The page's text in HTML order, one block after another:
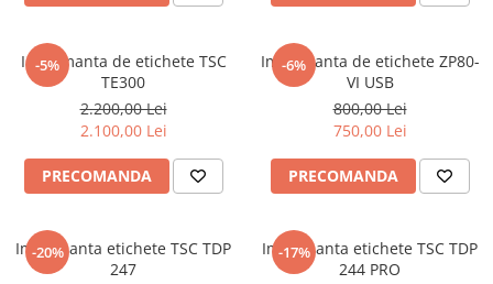
-5%
Imprimanta de etichete TSC
TE300
2.200,00 Lei
2.100,00 Lei
PRECOMANDA
-6%
Imprimanta de etichete ZP80-
VI USB
800,00 Lei
750,00 Lei
PRECOMANDA
-20%
Imprimanta etichete TSC TDP
247
-17%
Imprimanta etichete TSC TDP
244 PRO